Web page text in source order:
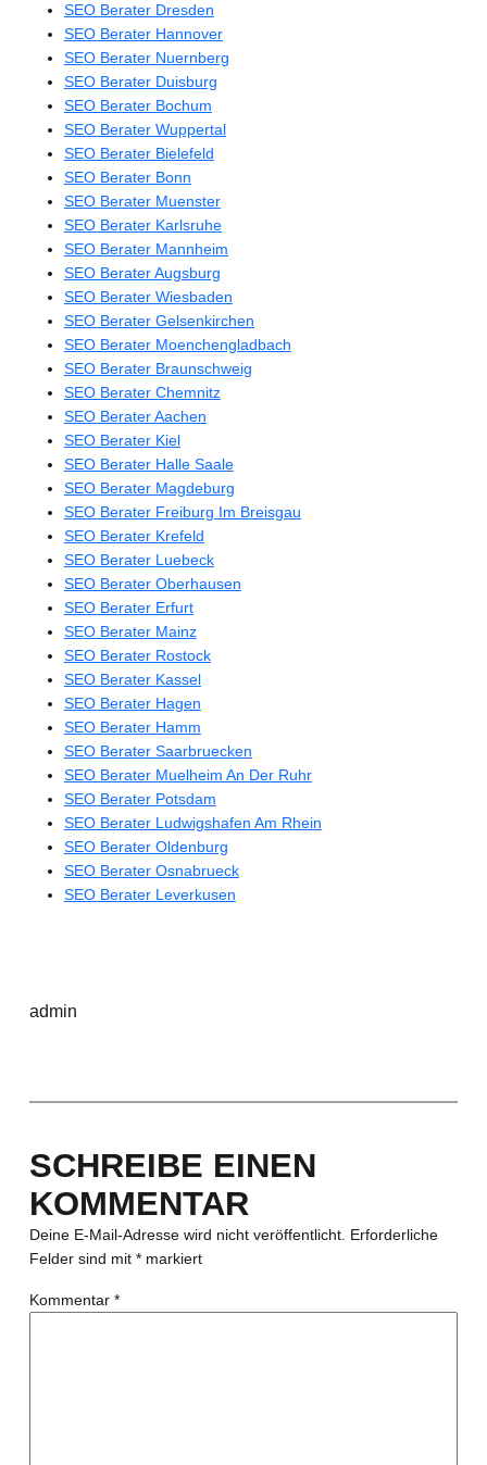
SEO Berater Dresden
SEO Berater Hannover
SEO Berater Nuernberg
SEO Berater Duisburg
SEO Berater Bochum
SEO Berater Wuppertal
SEO Berater Bielefeld
SEO Berater Bonn
SEO Berater Muenster
SEO Berater Karlsruhe
SEO Berater Mannheim
SEO Berater Augsburg
SEO Berater Wiesbaden
SEO Berater Gelsenkirchen
SEO Berater Moenchengladbach
SEO Berater Braunschweig
SEO Berater Chemnitz
SEO Berater Aachen
SEO Berater Kiel
SEO Berater Halle Saale
SEO Berater Magdeburg
SEO Berater Freiburg Im Breisgau
SEO Berater Krefeld
SEO Berater Luebeck
SEO Berater Oberhausen
SEO Berater Erfurt
SEO Berater Mainz
SEO Berater Rostock
SEO Berater Kassel
SEO Berater Hagen
SEO Berater Hamm
SEO Berater Saarbruecken
SEO Berater Muelheim An Der Ruhr
SEO Berater Potsdam
SEO Berater Ludwigshafen Am Rhein
SEO Berater Oldenburg
SEO Berater Osnabrueck
SEO Berater Leverkusen
admin
SCHREIBE EINEN
KOMMENTAR
Deine E-Mail-Adresse wird nicht veröffentlicht. Erforderliche
Felder sind mit *markiert
Kommentar *